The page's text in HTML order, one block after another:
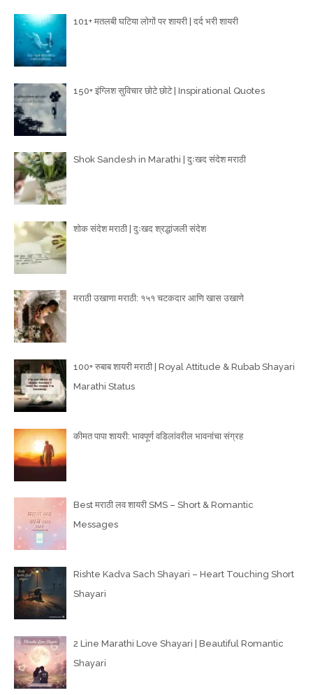
101+ मतलबी घटिया लोगों पर शायरी | दर्द भरी शायरी
150+ इंग्लिश सुविचार छोटे छोटे | Inspirational Quotes
Shok Sandesh in Marathi | दुःखद संदेश मराठी
शोक संदेश मराठी | दुःखद श्रद्धांजली संदेश
मराठी उखाणा मराठी: १५१ चटकदार आणि खास उखाणे
100+ रुबाब शायरी मराठी | Royal Attitude & Rubab Shayari
Marathi Status
कीमत पापा शायरी: भावपूर्ण वडिलांवरील भावनांचा संग्रह
Best मराठी लव शायरी SMS – Short & Romantic
Messages
Rishte Kadva Sach Shayari – Heart Touching Short
Shayari
2 Line Marathi Love Shayari | Beautiful Romantic
Shayari